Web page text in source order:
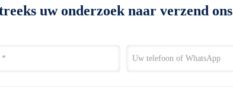
uw onderzoek naar verzend ons